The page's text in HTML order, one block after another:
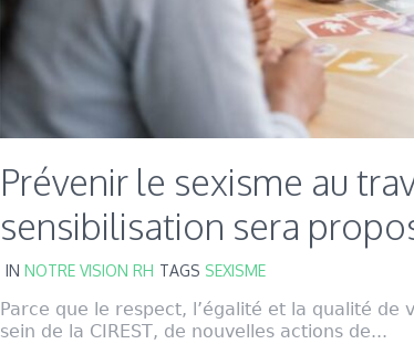
Prévenir le sexisme au
sensibilisation sera
IN NOTRE VISION RH TAGS SEXISME
Parce que le respect, l’égalité et la qualité
sein de la CIREST, de nouvelles actions de...